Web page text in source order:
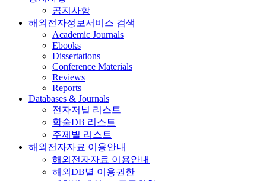
공지사항
해외전자정보서비스 검색
Academic Journals
Ebooks
Dissertations
Conference Materials
Reviews
Reports
Databases & Journals
전자저널 리스트
학술DB 리스트
주제별 리스트
해외전자자료 이용안내
해외전자자료 이용안내
해외DB별 이용권한